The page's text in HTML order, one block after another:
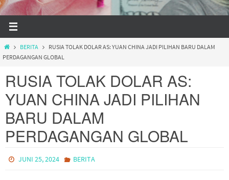
HOMEBERITA
RUSIA TOLAK DOLAR AS: YUAN CHINA JADI PILIHAN BARU DALAM
PERDAGANGAN GLOBAL
RUSIA TOLAK DOLAR AS:
YUAN CHINA JADI PILIHAN
BARU DALAM
PERDAGANGAN GLOBAL
JUNI 25, 2024 BERITA